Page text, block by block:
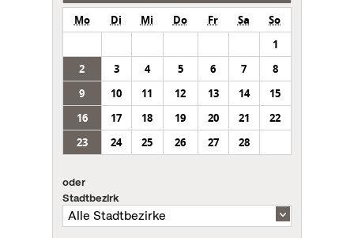
Mo Di Mi Do Fr Sa
So
1
2
3 4 5 6 7
8
9
10 11 12 13 14
15
16
17 18 19 20 21
22
23
24 25 26 27 28
oder
Stadtbezirk